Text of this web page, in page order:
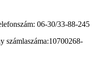
06-30/33-88-245
számlaszáma:10700268-